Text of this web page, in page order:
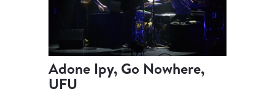
Adone Ipy, Go Nowhere,
UFU